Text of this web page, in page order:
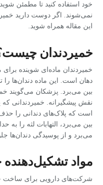
خود استفاده کنید تا مطمئن
نمی‌شوند. اگر دوست دارید
این مقاله همراه شوید.
خمیردندان
خمیردندان ماده‌ای شوینده
دهان است. این ماده دندان‌ها را
بین می‌برد. پزشکان می‌گویند
نقش پیشگیرانه.
خمیردندانی
است که پلاک‌های دندانی را
بین می‌برد، التهابات لثه را به
می‌برد و از پوسیدگی دندان‌ها
مواد تشکیل‌دهنده
شرکت‌های دارویی برای ساخت